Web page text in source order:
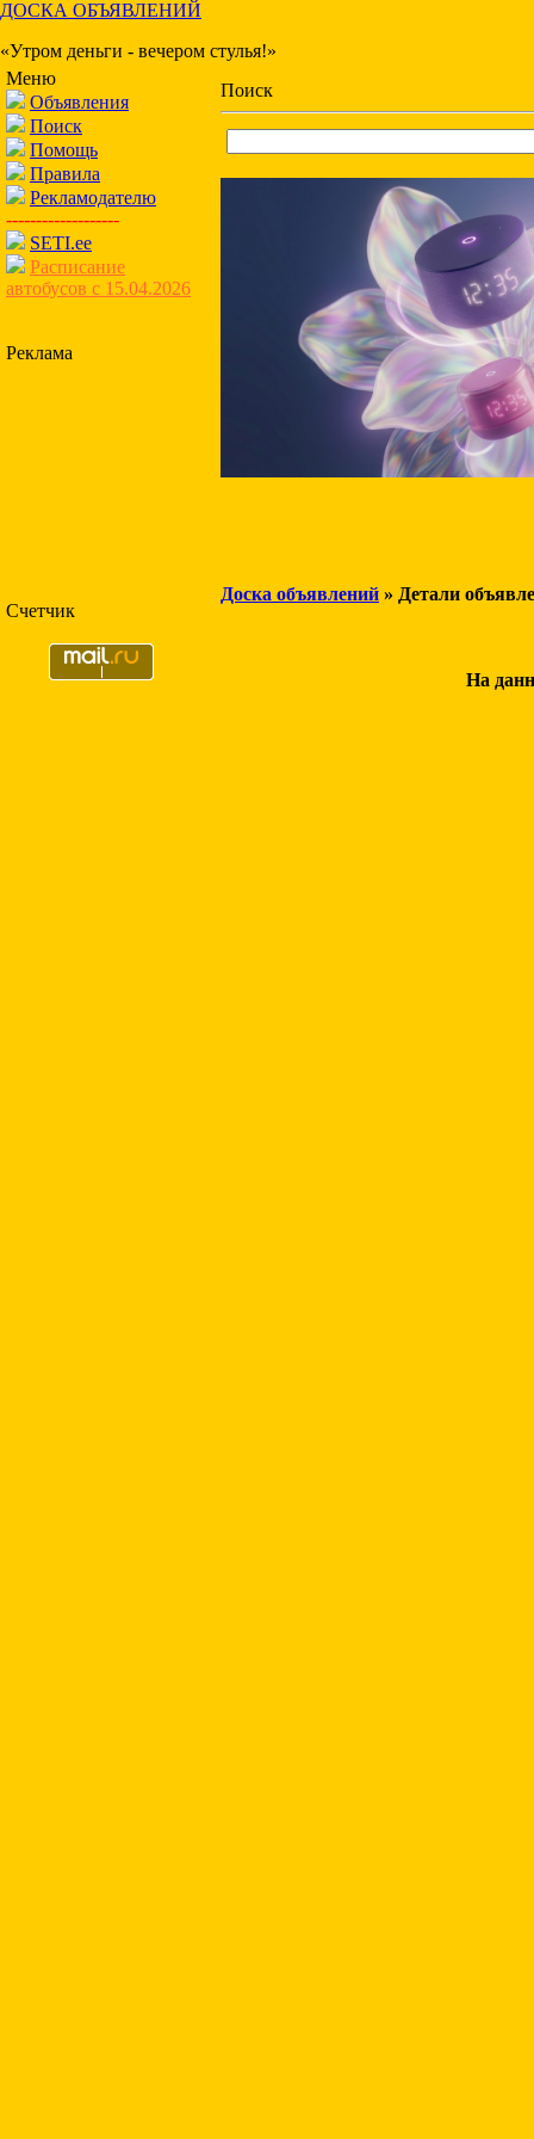
ДОСКА ОБЪЯВЛЕНИЙ
«Утром деньги - вечером стулья!»
Меню
Объявления
Поиск
Помощь
Правила
Рекламодателю
-------------------
SETI.ee
Расписание
автобусов с 15.04.2026
Реклама
Счетчик
Поиск
Доска объявлений » Детали
На